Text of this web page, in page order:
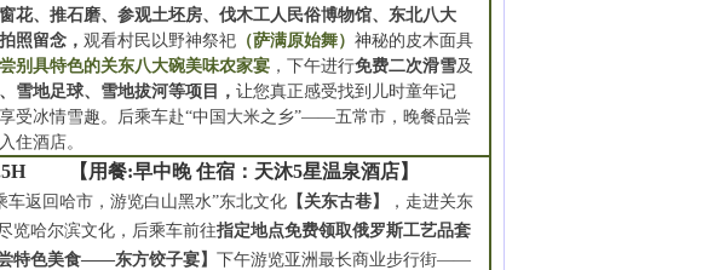
花、推石磨、参观土坯房、伐木工人民俗博物馆、东北八大
照留念， 观看村民以野神祭祀（萨满原始舞） 神秘的皮木面具
别具特色的关东八大碗美味农家宴，下午进行免费二次滑雪及
雪地足球、雪地拔河等项目， 让您真正感受找到儿时童年记
受冰情雪趣。后乘车赴“中国大米之乡”——五常市，晚餐品尝
住酒店。
【用餐:早中晚 住宿：天沐5星温泉酒店】
车返回哈市，游览白山黑水”东北文化 【关东古巷】
，走进关东
览哈尔滨文化，后乘车前往指定地点免费领取俄罗斯工艺品套
特色美食——东方饺子宴】下午游览亚洲最长商业步行街——